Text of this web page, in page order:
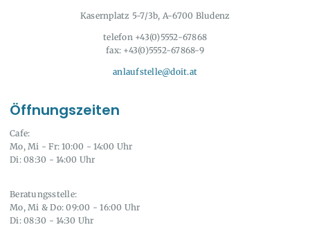
Kasernplatz 5-7/3b, A-6700 Bludenz
telefon +43(0)5552-67868
fax: +43(0)5552-67868-9
anlaufstelle@doit.at
Öffnungszeiten
Cafe:
Mo, Mi - Fr: 10:00 - 14:00 Uhr
Di: 08:30 - 14:00 Uhr
Beratungsstelle:
Mo, Mi & Do: 09:00 - 16:00 Uhr
Di: 08:30 - 14:30 Uhr